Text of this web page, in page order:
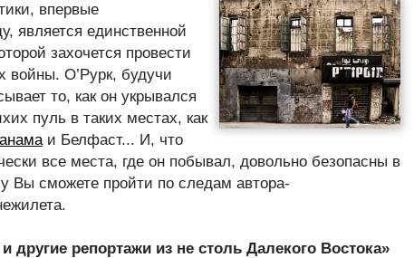
впервые
является единственной
захочется провести
войны. О’Рурк, будучи
то, как он укрывался
пуль в таких местах, как
и Белфаст... И, что
все места, где он побывал, довольно безопасны в
Вы сможете пройти по следам автора-
другие репортажи из не столь Далекого Востока»